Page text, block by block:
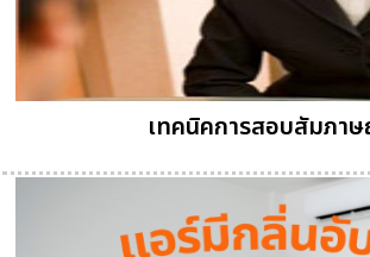
เทคนิคการสอบสัมภา